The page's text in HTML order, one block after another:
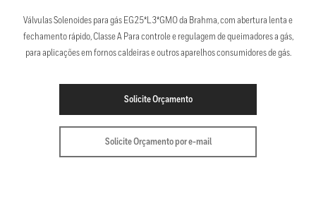
Válvulas Solenoides para gás EG25*L3*GMO da Brahma, com abertura lenta e
fechamento rápido, Classe A Para controle e regulagem de queimadores a gás,
para aplicações em fornos caldeiras e outros aparelhos consumidores de gás.
Solicite Orçamento
Solicite Orçamento por e-mail